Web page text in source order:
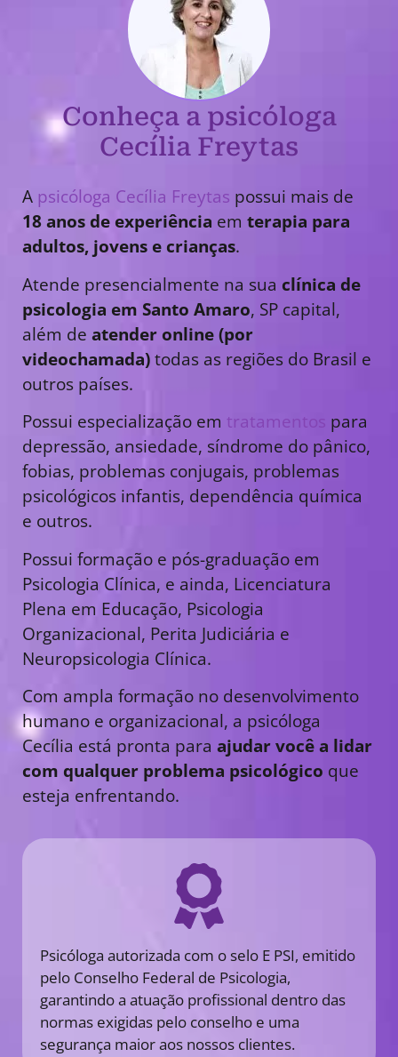
Conheça a psicóloga
Cecília Freytas
A psicóloga Cecília Freytas possui mais de
18 anos de experiência em terapia para
adultos, jovens e crianças.
Atende presencialmente na sua clínica de
psicologia em Santo Amaro, SP capital,
além de atender online (por
videochamada)todas as regiões do Brasil e
outros países.
Possui especialização em tratamentos para
depressão, ansiedade, síndrome do pânico,
fobias, problemas conjugais, problemas
psicológicos infantis, dependência química
e outros.
Possui formação e pós-graduação em
Psicologia Clínica, e ainda, Licenciatura
Plena em Educação, Psicologia
Organizacional, Perita Judiciária e
Neuropsicologia Clínica.
Com ampla formação no desenvolvimento
humano e organizacional, a psicóloga
Cecília está pronta para ajudar você a lidar
com qualquer problema psicológico que
esteja enfrentando.
Psicóloga autorizada com o selo E PSI, emitido
pelo Conselho Federal de Psicologia,
garantindo a atuação profissional dentro das
normas exigidas pelo conselho e uma
segurança maior aos nossos clientes.